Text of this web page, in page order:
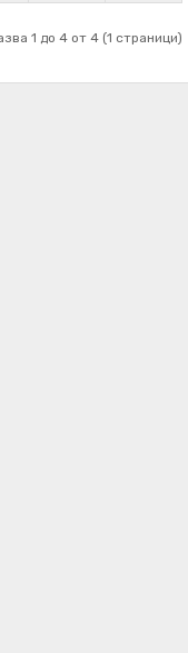
1 до 4 от 4 (1 страници)